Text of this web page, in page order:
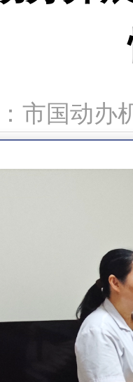
市国动